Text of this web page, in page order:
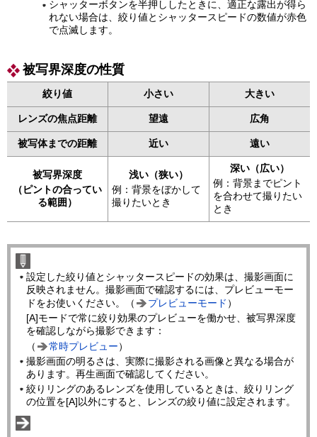
シャッターボタンを半押ししたときに、適正な露出が得ら
れない場合は、絞り値とシャッタースピードの数値が赤色
で点滅します。
被写界深度の性質
絞り値 小さい 大きい
レンズの焦点距離 望遠 広角
被写体までの距離 近い 遠い
被写界深度
（ピントの合ってい
る範囲）
浅い（狭い）
例：背景をぼかして
撮りたいとき
深い（広い）
例：背景までピント
を合わせて撮りたい
とき
設定した絞り値とシャッタースピードの効果は、撮影画面に
反映されません。撮影画面で確認するには、プレビューモー
ドをお使いください。（
プレビューモード ）
[A]モードで常に絞り効果のプレビューを働かせ、被写界深度
を確認しながら撮影できます：
（
常時プレビュー）
撮影画面の明るさは、実際に撮影される画像と異なる場合が
あります。再生画面で確認してください。
絞りリングのあるレンズを使用しているときは、絞りリング
の位置を[A]以外にすると、レンズの絞り値に設定されます。